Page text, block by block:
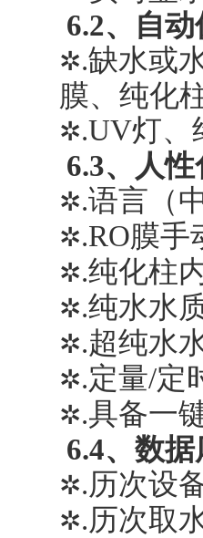
6.2、自
✲.缺水或
膜、纯化
✲.UV灯、
6.3、人
✲.语言（
✲.RO膜
✲.纯化柱
✲.纯水水
✲.超纯水
✲.定量/定
✲.具备一
6.4、数
✲.历次设
✲.历次取